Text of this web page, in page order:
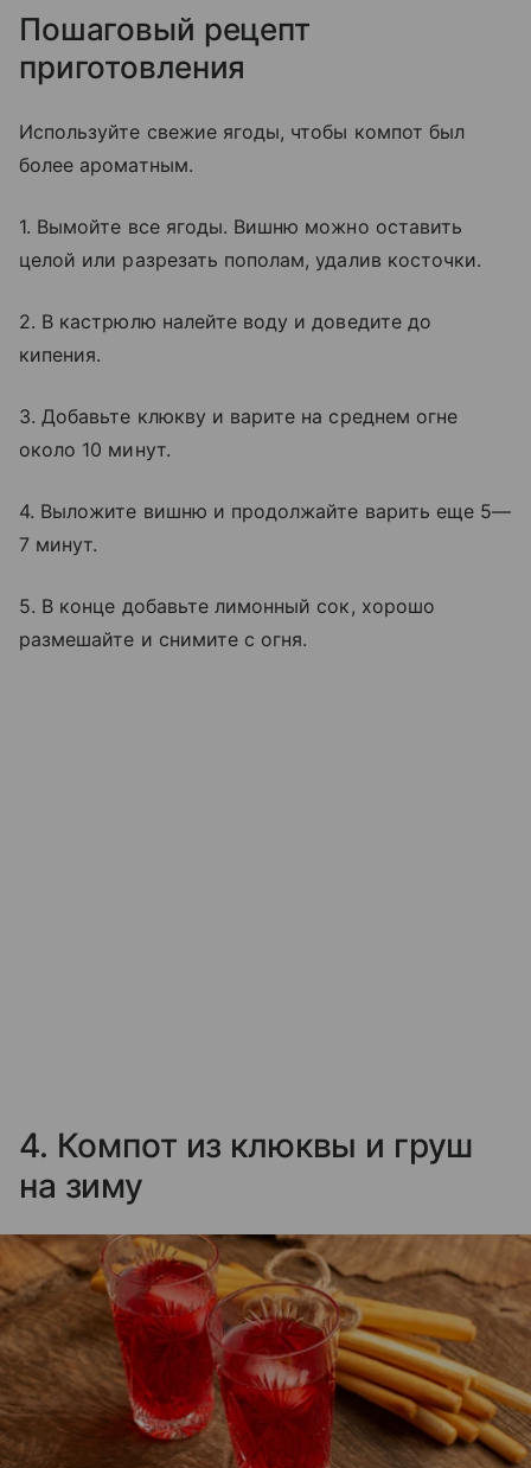
Пошаговый рецепт
приготовления
Используйте свежие ягоды, чтобы компот был
более ароматным.
1. Вымойте все ягоды. Вишню можно оставить
целой или разрезать пополам, удалив косточки.
2. В кастрюлю налейте воду и доведите до
кипения.
3. Добавьте клюкву и варите на среднем огне
около 10 минут.
4. Выложите вишню и продолжайте варить еще 5—
7 минут.
5. В конце добавьте лимонный сок, хорошо
размешайте и снимите с огня.
4. Компот из клюквы и груш
на зиму